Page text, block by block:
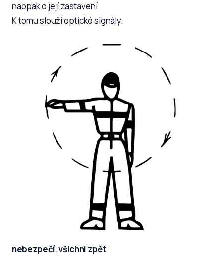
naopak o její zastavení.
K tomu slouží optické signály.
nebezpečí, všichni zpět